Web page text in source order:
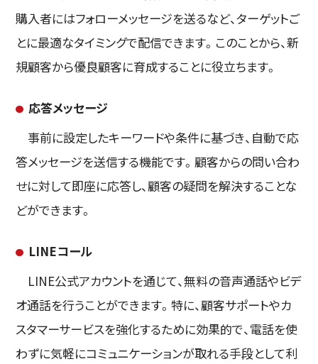
購入者にはフォローメッセージを送るなど、ターゲットご
とに最適なタイミングで配信できます。このことから、新
規顧客から優良顧客に育成することに役立ちます。
応答メッセージ
事前に設定したキーワードや条件に基づき、自動で応
答メッセージを送信する機能です。顧客からの問い合わ
せに対して即座に応答し、顧客の疑問を解決することな
どができます。
LINEコール
LINE公式アカウントを通じて、無料の音声通話やビデ
オ通話を行うことができます。特に、顧客サポートやカ
スタマーサービスを強化するために効果的で、電話を使
わずに気軽にコミュニケーションが取れる手段として利